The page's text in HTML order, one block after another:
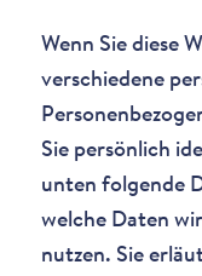
Wenn Sie diese
verschiedene
Sie persönlich
unten folgende
welche Daten
nutzen. Sie